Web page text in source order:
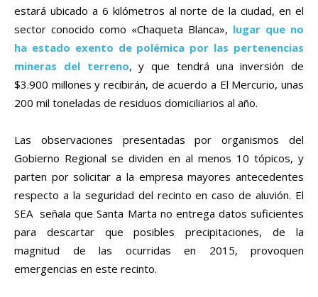
estará ubicado a 6 kilómetros al norte de la ciudad, en el
sector conocido como «Chaqueta Blanca», lugar que no
ha estado exento de polémica por las pertenencias
mineras del terreno, y que tendrá una inversión de
$3.900 millones y recibirán, de acuerdo a El Mercurio, unas
200 mil toneladas de residuos domiciliarios al año.
Las observaciones presentadas por organismos del
Gobierno Regional se dividen en al menos 10 tópicos, y
parten por solicitar a la empresa mayores antecedentes
respecto a la seguridad del recinto en caso de aluvión. El
SEA señala que Santa Marta no entrega datos suficientes
para descartar que posibles precipitaciones, de la
magnitud de las ocurridas en 2015, provoquen
emergencias en este recinto.